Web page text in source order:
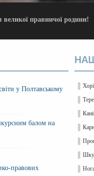
правничої родини!
у Полтавському
балом на
правових